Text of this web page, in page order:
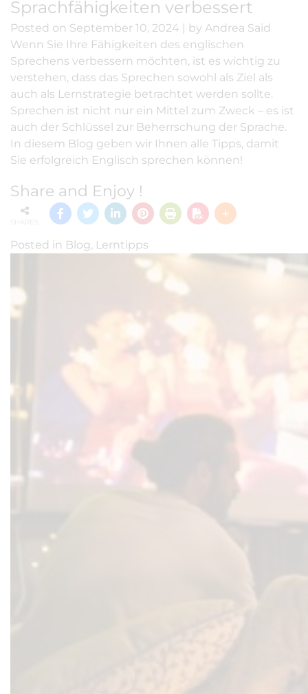
Sprachfähigkeiten verbessert
Posted on September 10, 2024 | by Andrea Said
Wenn Sie Ihre Fähigkeiten des englischen
Sprechens verbessern möchten, ist es wichtig zu
verstehen, dass das Sprechen sowohl als Ziel als
auch als Lernstrategie betrachtet werden sollte.
Sprechen ist nicht nur ein Mittel zum Zweck – es ist
auch der Schlüssel zur Beherrschung der Sprache.
In diesem Blog geben wir Ihnen alle Tipps, damit
Sie erfolgreich Englisch sprechen können!
Share and Enjoy !
Posted in Blog, Lerntipps